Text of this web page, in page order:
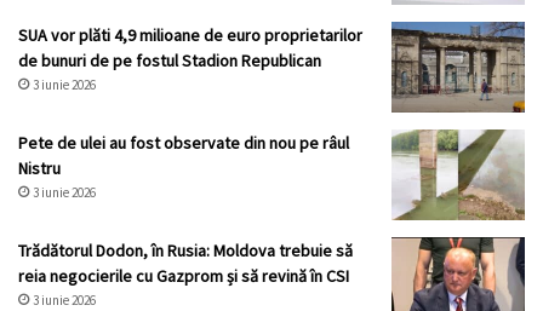
SUA vor plăti 4,9 milioane de euro proprietarilor
de bunuri de pe fostul Stadion Republican
3 iunie 2026
Pete de ulei au fost observate din nou pe râul
Nistru
3 iunie 2026
Trădătorul Dodon, în Rusia: Moldova trebuie să
reia negocierile cu Gazprom și să revină în CSI
3 iunie 2026